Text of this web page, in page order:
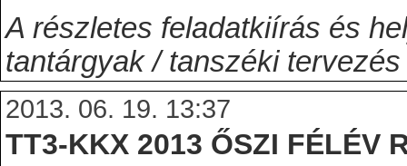
A részletes feladatkiírás és
tantárgyak / tanszéki
2013. 06. 19. 13:37
TT3-KKX 2013 ŐSZI FÉLÉV